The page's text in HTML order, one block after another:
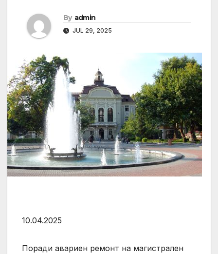
By admin
JUL 29, 2025
10.04.2025
Поради авариен ремонт на магистрален